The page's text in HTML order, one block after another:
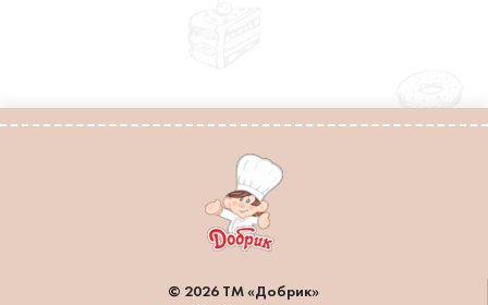
© 2026 ТМ «Добрик»